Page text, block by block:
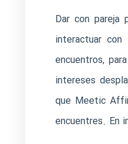
Dar con pareja
interactuar
encuentros,
intereses
que Meetic
encuentres. En